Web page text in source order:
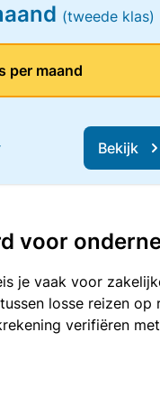
(tweede klas)
per maand
Bekijk
voor
je vaak voor
losse reizen op
verifiëren